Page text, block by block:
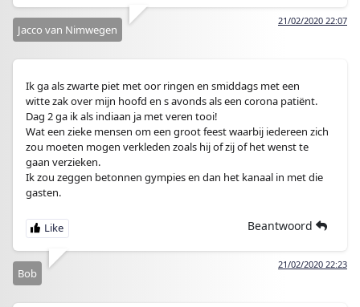
21/02/2020 22:07
Jacco van Nimwegen
Ik ga als zwarte piet met oor ringen en smiddags met een
witte zak over mijn hoofd en s avonds als een corona patiënt.
Dag 2 ga ik als indiaan ja met veren tooi!
Wat een zieke mensen om een groot feest waarbij iedereen zich
zou moeten mogen verkleden zoals hij of zij of het wenst te
gaan verzieken.
Ik zou zeggen betonnen gympies en dan het kanaal in met die
gasten.
Beantwoord
21/02/2020 22:23
Bob